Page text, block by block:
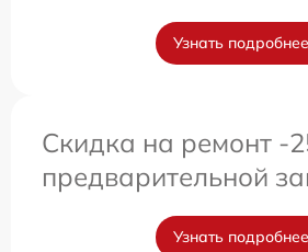
Узнать подробнее
Скидка на ремонт -
предварительной
Узнать подробнее